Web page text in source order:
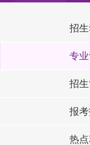
招
专
招
报
热